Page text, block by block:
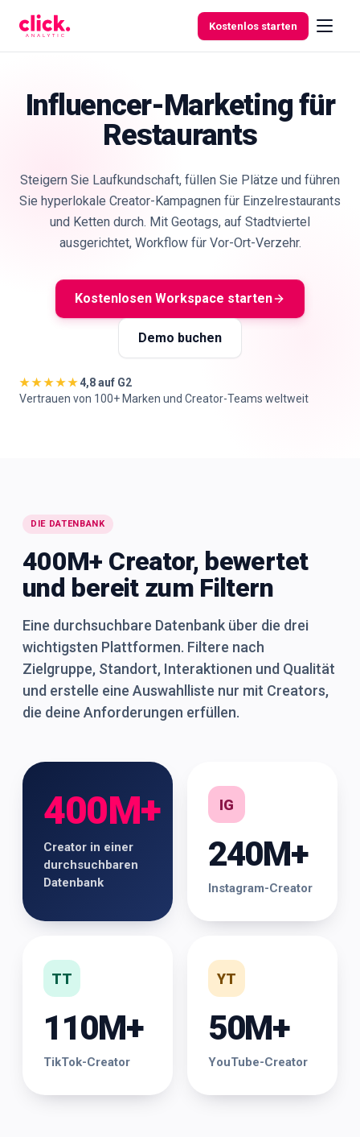
Kostenlos starten
Funktionen
Kostenlose
Tools
🇩🇪DE
Influencer-Marketing für
Restaurants
Steigern Sie Laufkundschaft, füllen Sie Plätze und führen
Sie hyperlokale Creator-Kampagnen für Einzelrestaurants
und Ketten durch. Mit Geotags, auf Stadtviertel
ausgerichtet, Workflow für Vor-Ort-Verzehr.
Kostenlosen Workspace starten
Demo buchen
★★★★★4,8 auf G2
Vertrauen von 100+ Marken und Creator-Teams weltweit
DIE DATENBANK
400M+ Creator, bewertet
und bereit zum Filtern
Eine durchsuchbare Datenbank über die drei
wichtigsten Plattformen. Filtere nach
Zielgruppe, Standort, Interaktionen und Qualität
und erstelle eine Auswahlliste nur mit Creators,
die deine Anforderungen erfüllen.
400M+
Creator in einer
durchsuchbaren
Datenbank
IG
240M+
Instagram-Creator
TT
110M+
TikTok-Creator
YT
50M+
YouTube-Creator